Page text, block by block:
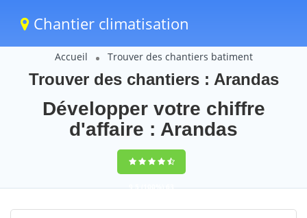
Chantier climatisation
Accueil Trouver des chantiers batiment
Trouver des chantiers : Arandas
Développer votre chiffre
d'affaire : Arandas
9,5(100%)63
votes